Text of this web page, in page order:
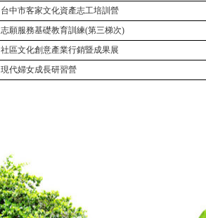
台中市客家文化資產志工培訓營
志願服務基礎教育訓練(第三梯次)
社區文化創意產業行銷暨成果展
現代婦女成長研習營